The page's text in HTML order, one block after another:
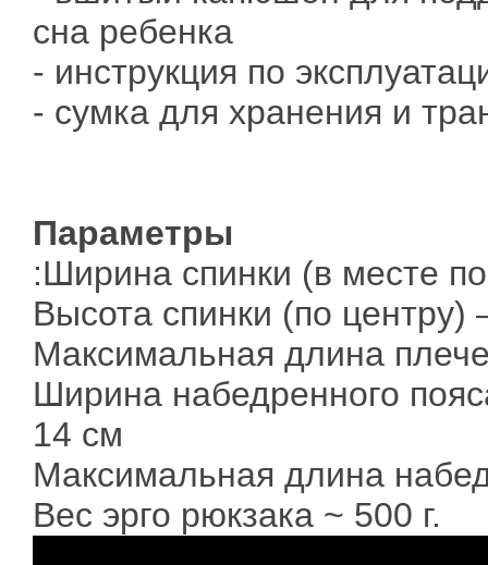
сна ребенка
- инструкция по
- сумка для хранения и
Параметры
:Ширина спинки (в месте
Высота спинки (по центру)
Максимальная длина
Ширина набедренного
14 см
Максимальная длина
Вес эрго рюкзака ~ 500 г.